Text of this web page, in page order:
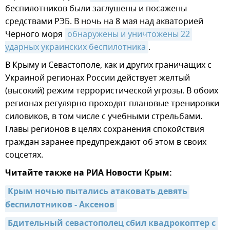
беспилотников были заглушены и посажены
средствами РЭБ. В ночь на 8 мая над акваторией
Черного моря обнаружены и уничтожены 22
ударных украинских беспилотника .
В Крыму и Севастополе, как и других граничащих с
Украиной регионах России действует желтый
(высокий) режим террористической угрозы. В обоих
регионах регулярно проходят плановые тренировки
силовиков, в том числе с учебными стрельбами.
Главы регионов в целях сохранения спокойствия
граждан заранее предупреждают об этом в своих
соцсетях.
Читайте также на РИА Новости Крым:
Крым ночью пытались атаковать девять
беспилотников - Аксенов
Бдительный севастополец сбил квадрокоптер с